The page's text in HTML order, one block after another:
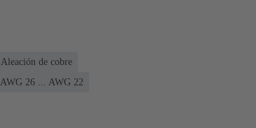
Aleación de cobre
AWG 26 ... AWG 22